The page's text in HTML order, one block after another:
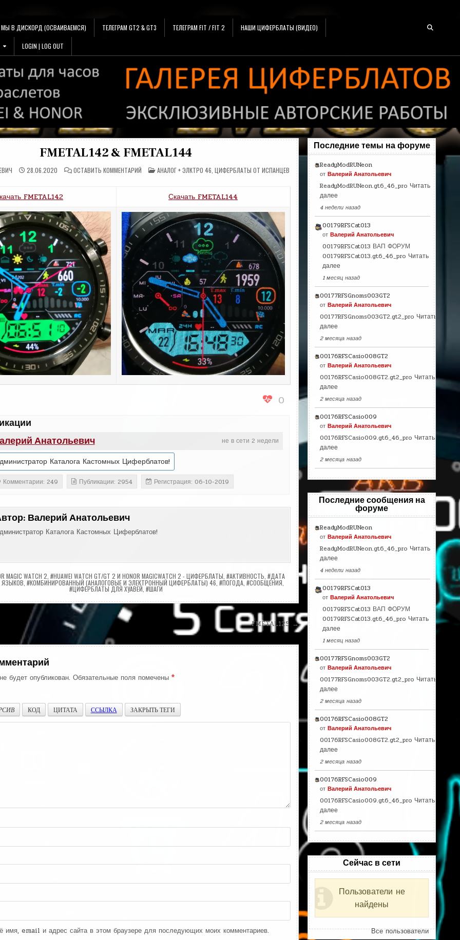
МЫ В ДИСКОРД (ОСВАИВАЕМСЯ) ТЕЛЕГРАМ GT2 & GT3 ТЕЛЕГРАМ FIT / FIT 2 НАШИ ЦИФЕРБЛАТЫ (ВИДЕО)
LOGIN | LOG OUT
FMETAL142 & FMETAL144
28.06.2020 ОСТАВИТЬ КОММЕНТАРИЙ
FMETAL142
ОПУБЛИКОВАНО
В
АНАЛОГ + ЭЛКТРО 46 ,ЦИФЕРБЛАТЫ ОТ ИСПАНЦЕВ
FMETAL142 Скачать FMETAL144
0
не в сети 2 недели
Анатольевич
Каталога Кастомных Циферблатов!
Комментарии: 249 Публикации: 2954 Регистрация: 06-10-2019
Валерий Анатольевич
Каталога Кастомных Циферблатов!
MAGIC WATCH 2 #HUAWEI WATCH GT/GT 2 И HONOR MAGICWATCH 2 - ЦИФЕРБЛАТЫ #АКТИВНОСТЬ #ДАТА
,#КОМБИНИРОВАННЫЙ (АНАЛОГОВЫЕ И ЭЛЕКТРОННЫЙ ЦИФЕРБЛАТЫ) 46 ,#ПОГОДА ,#СООБЩЕНИЯ
#ЦИФЕРБЛАТЫ ДЛЯ ХУАВЕЙ #ШАГИ
FMETAL125 →
будет опубликован. Обязательные поля помечены *
КОД ЦИТАТА ССЫЛКА ЗАКРЫТЬ ТЕГИ
имя, email и адрес сайта в этом браузере для последующих моих комментариев.
Последние темы на форуме
ReadyModRUNeon
от Валерий Анатольевич
ReadyModRUNeon.gt6_46_pro Читать
далее
4 недели назад
00179RFSCat013
от Валерий Анатольевич
00179RFSCat013 ВАП ФОРУМ
00179RFSCat013.gt6_46_pro Читать
далее
1 месяц назад
00177RFSGnoms003GT2
от Валерий Анатольевич
00177RFSGnoms003GT2.gt2_pro Читать
далее
2 месяца назад
00176RFSCasio008GT2
от Валерий Анатольевич
00176RFSCasio008GT2.gt2_pro Читать
далее
2 месяца назад
00176RFSCasio009
от Валерий Анатольевич
00176RFSCasio009.gt6_46_pro Читать
далее
2 месяца назад
Последние сообщения на
форуме
ReadyModRUNeon
от Валерий Анатольевич
ReadyModRUNeon.gt6_46_pro Читать
далее
4 недели назад
00179RFSCat013
от Валерий Анатольевич
00179RFSCat013 ВАП ФОРУМ
00179RFSCat013.gt6_46_pro Читать
далее
1 месяц назад
00177RFSGnoms003GT2
от Валерий Анатольевич
00177RFSGnoms003GT2.gt2_pro Читать
далее
2 месяца назад
00176RFSCasio008GT2
от Валерий Анатольевич
00176RFSCasio008GT2.gt2_pro Читать
далее
2 месяца назад
00176RFSCasio009
от Валерий Анатольевич
00176RFSCasio009.gt6_46_pro Читать
далее
2 месяца назад
Сейчас в сети
Пользователи не
найдены
Все пользователи